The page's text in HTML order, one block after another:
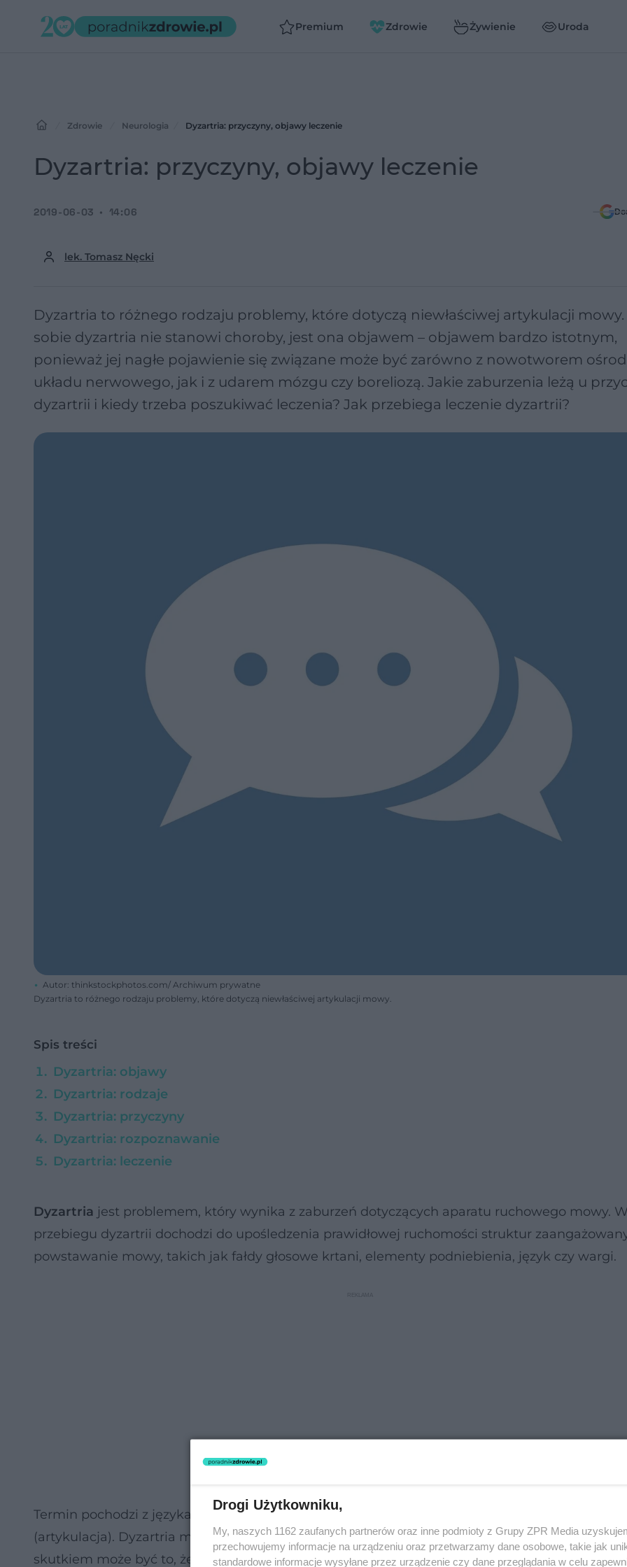
Premium Zdrowie Żywienie Uroda
Zdrowie Neurologia Dyzartria: przyczyny, objawy leczenie
Dyzartria: przyczyny, objawy leczenie
lek. Tomasz Nęcki
2019-06-03 14:06
Dyzartria to różnego rodzaju problemy, które dotyczą niewłaściwej artykulacji mowy.
sobie dyzartria nie stanowi choroby, jest ona objawem – objawem bardzo istotnym,
ponieważ jej nagłe pojawienie się związane może być zarówno z nowotworem
układu nerwowego, jak i z udarem mózgu czy boreliozą. Jakie zaburzenia leżą u
dyzartrii i kiedy trzeba poszukiwać leczenia? Jak przebiega leczenie dyzartrii?
Autor: thinkstockphotos.com/ Archiwum prywatne
Dyzartria to różnego rodzaju problemy, które dotyczą niewłaściwej artykulacji mowy.
Spis treści
Dyzartria: objawy
Dyzartria: rodzaje
Dyzartria: przyczyny
Dyzartria: rozpoznawanie
Dyzartria: leczenie
Dyzartria jest problemem, który wynika z zaburzeń dotyczących aparatu ruchowego mowy. W
przebiegu dyzartrii dochodzi do upośledzenia prawidłowej ruchomości struktur
powstawanie mowy, takich jak fałdy głosowe krtani, elementy podniebienia, język czy wargi.
Termin pochodzi z języka greckiego, wywodzi się on od słów "dys" (trudny, ciężki) i "arthrosis"
(artykulacja). Dyzartria może znacząco komplikować życie doświadczającego jej pacjenta – jej
skutkiem może być to, że mowa chorego będzie niezrozumiała dla otoczenia. Efektem
Drogi Użytkowniku,
My, naszych 1162 zaufanych partnerów oraz inne podmioty z Grupy ZPR Media
przechowujemy informacje na urządzeniu oraz przetwarzamy dane osobowe, takie jak
standardowe informacje wysyłane przez urządzenie czy dane przeglądania w celu